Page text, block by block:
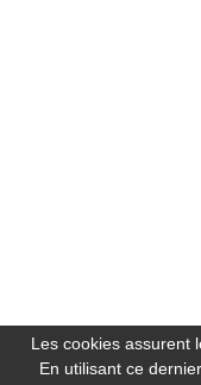
Les cookies assurent
En utilisant ce